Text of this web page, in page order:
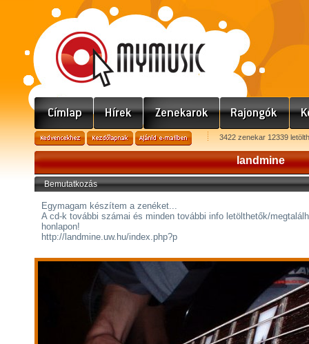
3422 zenekar 12339
landmine
Bemutatkozás
Egymagam készítem a zenéket...
A cd-k további számai és minden további info letölthetők/
honlapon!
http://landmine.uw.hu/index.php?p